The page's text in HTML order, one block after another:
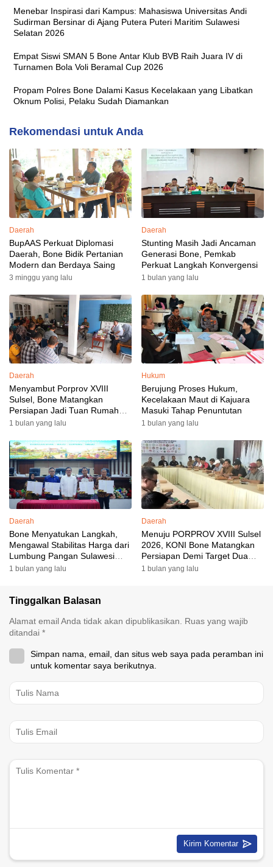
Menebar Inspirasi dari Kampus: Mahasiswa Universitas Andi
Sudirman Bersinar di Ajang Putera Puteri Maritim Sulawesi
Selatan 2026
Empat Siswi SMAN 5 Bone Antar Klub BVB Raih Juara IV di
Turnamen Bola Voli Beramal Cup 2026
Propam Polres Bone Dalami Kasus Kecelakaan yang Libatkan
Oknum Polisi, Pelaku Sudah Diamankan
Rekomendasi untuk Anda
Daerah
BupAAS Perkuat Diplomasi
Daerah, Bone Bidik Pertanian
Modern dan Berdaya Saing
3 minggu yang lalu
Daerah
Stunting Masih Jadi Ancaman
Generasi Bone, Pemkab
Perkuat Langkah Konvergensi
1 bulan yang lalu
Daerah
Menyambut Porprov XVIII
Sulsel, Bone Matangkan
Persiapan Jadi Tuan Rumah
yang Berkesan: Wakil Bupati
Targetkan Venue dan
Akomodasi Rampung
1 bulan yang lalu
Hukum
Berujung Proses Hukum,
Kecelakaan Maut di Kajuara
Masuki Tahap Penuntutan
1 bulan yang lalu
Daerah
Bone Menyatukan Langkah,
Mengawal Stabilitas Harga dari
Lumbung Pangan Sulawesi
Selatan
1 bulan yang lalu
Daerah
Menuju PORPROV XVIII Sulsel
2026, KONI Bone Matangkan
Persiapan Demi Target Dua
Besar
1 bulan yang lalu
Tinggalkan Balasan
Alamat email Anda tidak akan dipublikasikan.
Ruas yang wajib
ditandai *
Simpan nama, email, dan situs web saya pada peramban ini
untuk komentar saya berikutnya.